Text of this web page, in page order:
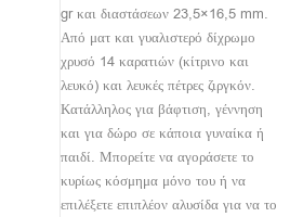
gr και διαστάσεων 23,5×16,5 mm.
Από ματ και γυαλιστερό δίχρωμο
χρυσό 14 καρατιών (κίτρινο και
λευκό) και λευκές πέτρες ζιργκόν.
Κατάλληλος για βάφτιση, γέννηση
και για δώρο σε κάποια γυναίκα ή
παιδί. Μπορείτε να αγοράσετε το
κυρίως κόσμημα μόνο του ή να
επιλέξετε επιπλέον αλυσίδα για να το